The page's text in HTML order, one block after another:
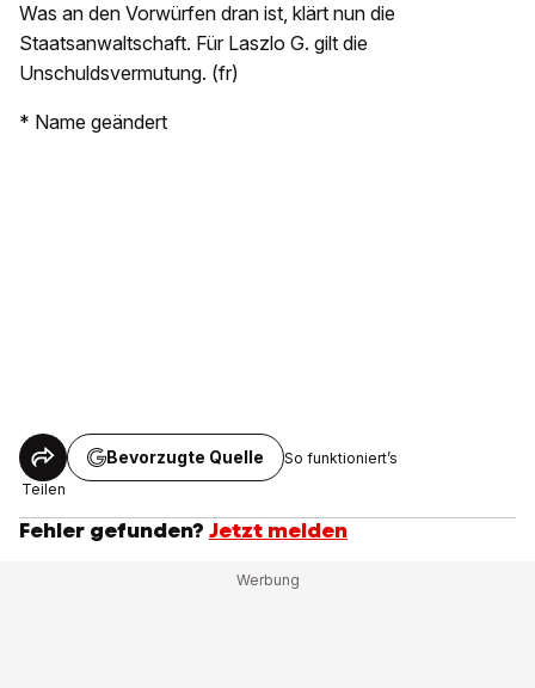
Was an den Vorwürfen dran ist, klärt nun die
Staatsanwaltschaft. Für Laszlo G. gilt die
Unschuldsvermutung. (fr)
* Name geändert
Teilen
Bevorzugte Quelle So funktioniert’s
Fehler gefunden? Jetzt melden